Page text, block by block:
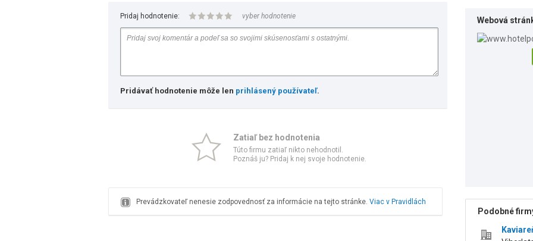
Pridaj hodnotenie: vyber hodnotenie
Pridávať hodnotenie môže len prihlásený používateľ.
Zatiaľ bez hodnotenia
Túto firmu zatiaľ nikto nehodnotil.
Poznáš ju? Pridaj k nej svoje hodnotenie.
Prevádzkovateľ nenesie zodpovednosť za informácie na tejto stránke. Viac v Pravidlách
Webová
Podobné